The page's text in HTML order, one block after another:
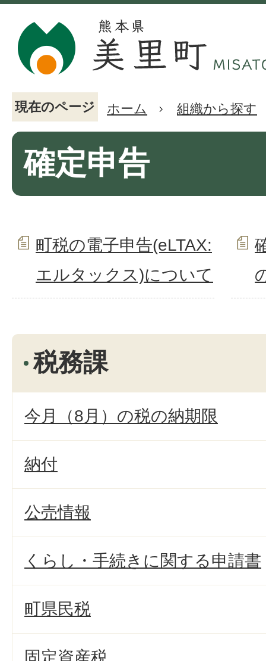
現在のページ ホーム 組織から探す
確定申告
町税の電子申告(eLTAX:
エルタックス)について
税務課
今月（8月）の税の納期限
納付
公売情報
くらし・手続きに関する申請書
町県民税
固定資産税